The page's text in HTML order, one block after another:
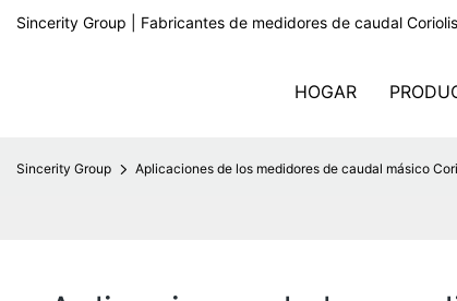
Sincerity Group | Fabricantes de medidores de caudal Coriolis
HOGAR
Sincerity Group Aplicaciones de los medidores de caudal másico